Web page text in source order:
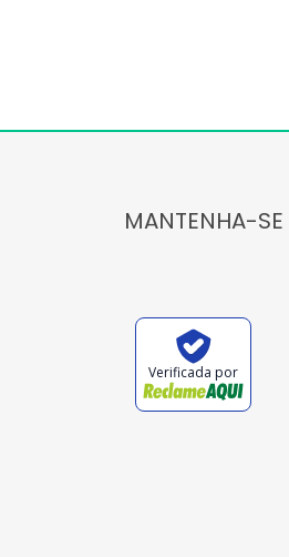
MANTENHA-SE
Verificada por